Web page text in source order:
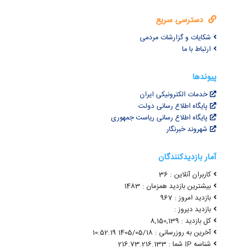
دسترسی سریع
شکایات و گزارشات مردمی
ارتباط با ما
پیوندها
خدمات الکترونیکی ایران
پایگاه اطلاع رسانی دولت
پایگاه اطلاع رسانی ریاست جمهوری
شهروند خبرنگار
آمار بازدیدکنندگان
کاربران آنلاین : 36
بیشترین بازدید همزمان : 1483
بازدید امروز : 967
بازدید دیروز :
کل بازدید : 8,150,139
آخرین به روزرسانی : 1405/05/18 10:52:19
شناسه IP شما : 216.73.216.133